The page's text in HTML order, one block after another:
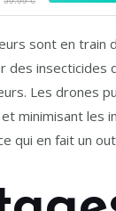
ou les
sont en train
des insecticides
Les drones
minimisant les
qui en fait un